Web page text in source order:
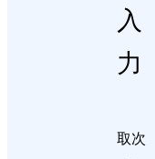
入
力
取次